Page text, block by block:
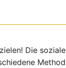
Die